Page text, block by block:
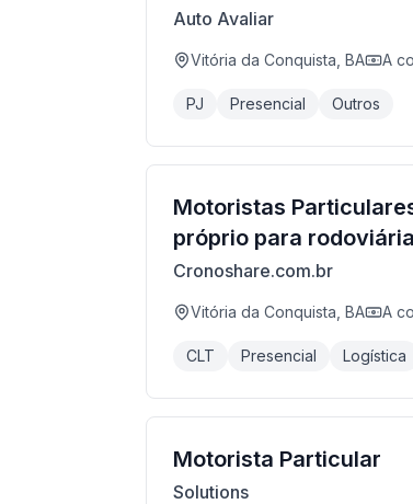
Auto Avaliar
Vitória da Conquista, BA A
PJ Presencial Outros
Motoristas
próprio para rodoviária
Cronoshare.com.br
Vitória da Conquista, BA A
CLT Presencial Logística
Motorista Particular
Solutions